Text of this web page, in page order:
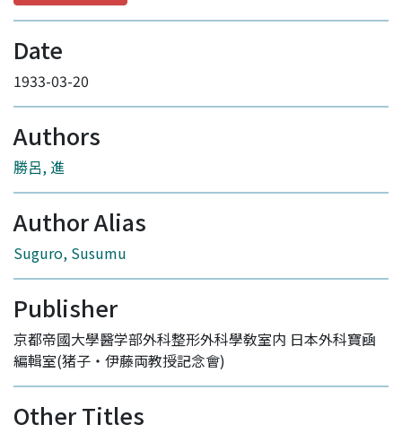
Date
1933-03-20
Authors
勝呂, 進
Author Alias
Suguro, Susumu
Publisher
京都帝國大學醫学部外科整形外科學敎室内 日本外科寶凾
編輯室(猪子・伊藤両教授記念會)
Other Titles